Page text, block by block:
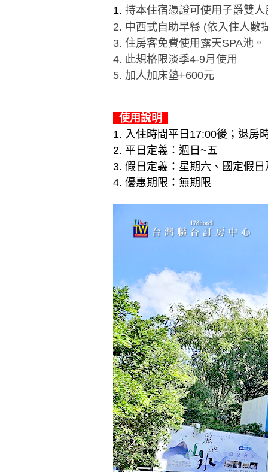
1. 持本住宿憑證可使用子爵雙
2. 中西式自助早餐 (依入住人數
3. 住房客免費使用露天SPA池。
4. 此規格限淡季4-9月使用
5. 加人加床墊+600元
使用說明
1. 入住時間平日17:00後；退房
2. 平日定義：週日~五
3. 假日定義：星期六、國定假
4. 優惠期限：無期限